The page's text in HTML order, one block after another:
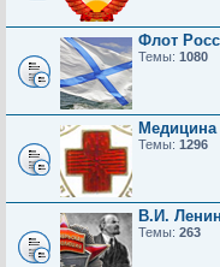
Флот
Темы: 1080
Медицина
Темы: 1296
В.И.
Темы: 263